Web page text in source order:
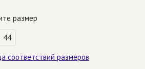
размер
44
соответствий размеров